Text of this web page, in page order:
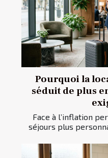
Pourquoi la
séduit de plus
Face à l’inflation
séjours plus